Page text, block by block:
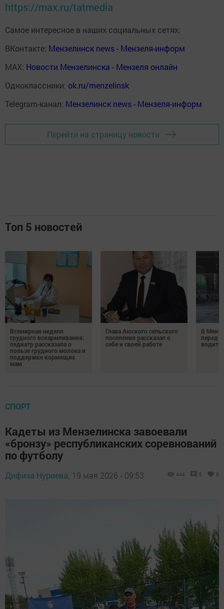
https://max.ru/tatmedia
Самое интересное в наших социальных сетях:
ВКонтакте: Мензелинск news - Мензеля-информ
MAX: Новости Мензелинска - Мензеля онлайн
Одноклассники: ok.ru/menzelinsk
Telegram-канал: Мензелинск news - Мензеля-информ
Перейти на страницу новости
Топ 5 новостей
Всемирная неделя
грудного вскармливания:
педиатр рассказала о
пользе грудного молока и
поддержке кормящих
мам
Глава Аюского сельского
поселения рассказал о
себе и своей работе
В
перед
СПОРТ
Кадеты из Мензелинска завоевали
«бронзу» республиканских соревнований
по футболу
Дифиза Нуриева, 19 мая 2026 - 09:53 444 0 0